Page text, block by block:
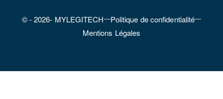
© - 2026- MYLEGITECH
Politique de confidentialité
Mentions Légales